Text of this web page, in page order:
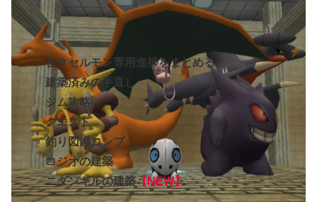
ピクセルモン専用進捗をまとめる
建築済みの手直し
ジム攻略
クエスト
釣り図鑑コンプ
コジオの建築
ニダンギルの建築【NEW】